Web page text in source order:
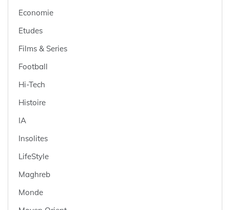
Economie
Etudes
Films & Series
Football
Hi-Tech
Histoire
IA
Insolites
LifeStyle
Maghreb
Monde